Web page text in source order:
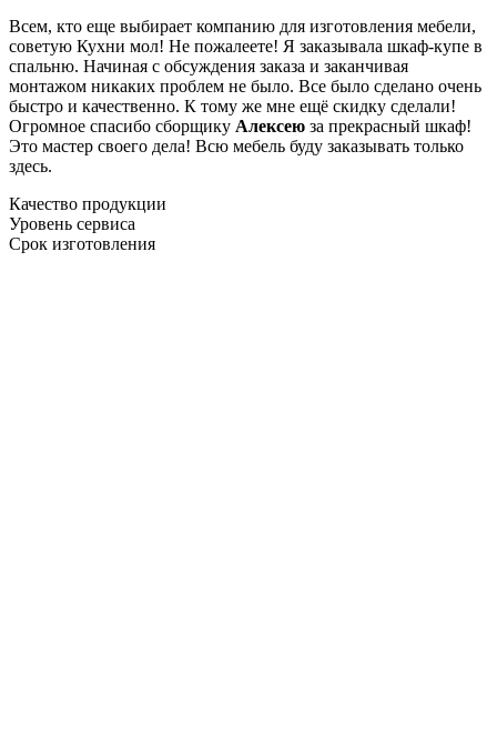
Всем, кто еще выбирает компанию для изготовления мебели,
советую Кухни мол! Не пожалеете! Я заказывала шкаф-купе в
спальню. Начиная с обсуждения заказа и заканчивая
монтажом никаких проблем не было. Все было сделано очень
быстро и качественно. К тому же мне ещё скидку сделали!
Огромное спасибо сборщику Алексею за прекрасный шкаф!
Это мастер своего дела! Всю мебель буду заказывать только
здесь.
Качество продукции
Уровень сервиса
Срок изготовления